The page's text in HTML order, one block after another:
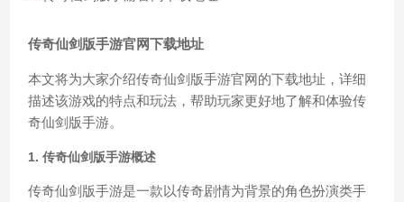
传奇仙剑版手游官网下载地址
本文将为大家介绍传奇仙剑版手游官网的下载地址，详细
描述该游戏的特点和玩法，帮助玩家更好地了解和体验传
奇仙剑版手游。
1. 传奇仙剑版手游概述
传奇仙剑版手游是一款以传奇剧情为背景的角色扮演类手